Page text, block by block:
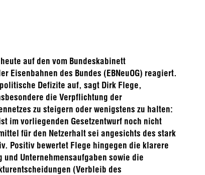
auf den vom Bundeskabinett
Eisenbahnen des Bundes (EBNeuOG) reagiert.
Defizite auf, sagt Dirk Flege,
die Verpflichtung der
zu steigern oder wenigstens zu halten:
im vorliegenden Gesetzentwurf noch nicht
für den Netzerhalt sei angesichts des stark
Positiv bewertet Flege hingegen die klarere
Unternehmensaufgaben sowie die
(Verbleib des